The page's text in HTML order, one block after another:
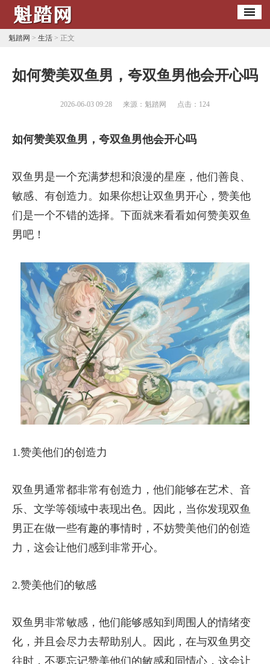
魁踏网 > 生活> 正文
​如何赞美双鱼男，夸双鱼男他会开心吗
2026-06-03 09:28 来源：魁踏网 点击： 124
如何赞美双鱼男，夸双鱼男他会开心吗
双鱼男是一个充满梦想和浪漫的星座，他们善良、
敏感、有创造力。如果你想让双鱼男开心，赞美他
们是一个不错的选择。下面就来看看如何赞美双鱼
男吧！
1.赞美他们的创造力
双鱼男通常都非常有创造力，他们能够在艺术、音
乐、文学等领域中表现出色。因此，当你发现双鱼
男正在做一些有趣的事情时，不妨赞美他们的创造
力，这会让他们感到非常开心。
2.赞美他们的敏感
双鱼男非常敏感，他们能够感知到周围人的情绪变
化，并且会尽力去帮助别人。因此，在与双鱼男交
往时，不要忘记赞美他们的敏感和同情心，这会让